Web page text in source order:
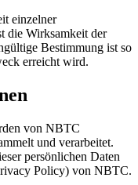
einzelner
die Wirksamkeit der
Bestimmung ist so
erreicht wird.
von NBTC
und verarbeitet.
persönlichen Daten
Policy) von NBTC.